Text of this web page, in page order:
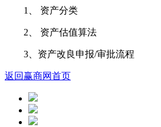
1、 资产分类
2、 资产估值算法
3、资产改良申报/审批流程
返回赢商网首页